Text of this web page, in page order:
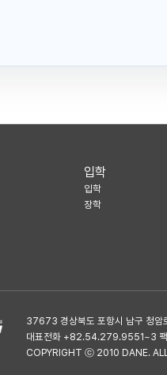
입학
입학
장학
37673 경상북도 포항시 남구 청암
대표전화 +82.54.279.9551~3
COPYRIGHT ⓒ 2010 DANE.